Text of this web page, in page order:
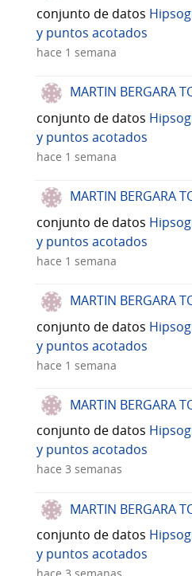
conjunto de datos
y puntos acotados
hace 1 semana
MARTIN BERGARA
conjunto de datos
y puntos acotados
hace 1 semana
MARTIN BERGARA
conjunto de datos
y puntos acotados
hace 1 semana
MARTIN BERGARA
conjunto de datos
y puntos acotados
hace 1 semana
MARTIN BERGARA
conjunto de datos
y puntos acotados
hace 3 semanas
MARTIN BERGARA
conjunto de datos
y puntos acotados